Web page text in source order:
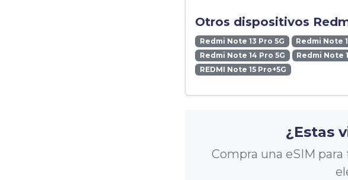
Otros dispositivos
Redmi Note 13 Pro 5G Redmi Note
Redmi Note 14 Pro 5G
Redmi Note
REDMI Note 15 Pro+5G
¿Estas
Compra una eSIM